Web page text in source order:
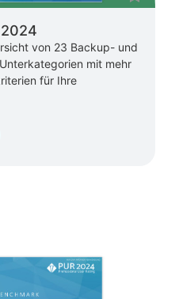
von 23 Backup- und
mit mehr
für Ihre